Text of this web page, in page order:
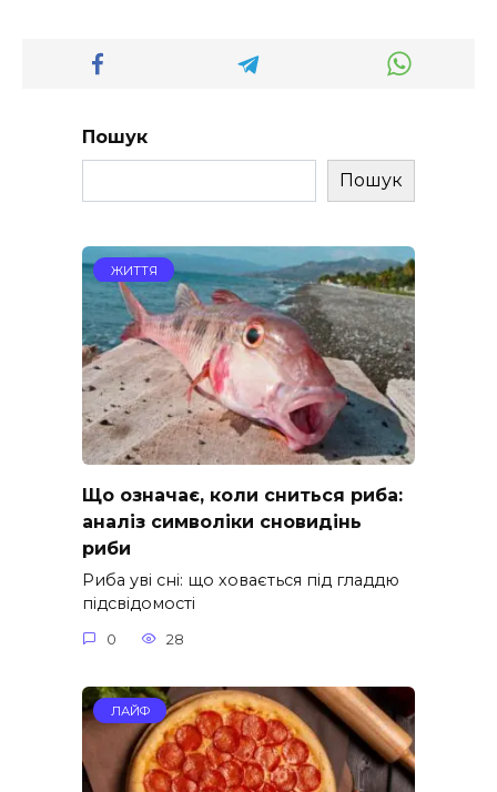
Пошук
Пошук
ЖИТТЯ
Що означає, коли сниться риба:
аналіз символіки сновидінь
риби
Риба уві сні: що ховається під гладдю
підсвідомості
0 28
ЛАЙФ